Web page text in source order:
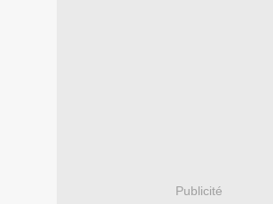
Publicité